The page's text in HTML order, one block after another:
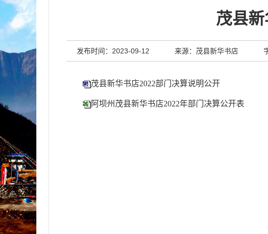
茂县
发布时间：2023-09-12 来源：茂县新华书店
茂县新华书店2022部门决算说明公开
阿坝州茂县新华书店2022年部门决算公开表